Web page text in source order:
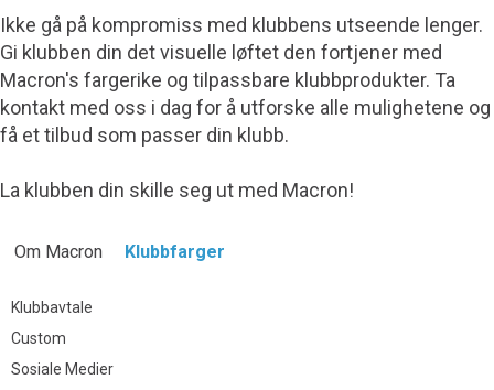
Ikke gå på kompromiss med klubbens utseende lenger.
Gi klubben din det visuelle løftet den fortjener med
Macron's fargerike og tilpassbare klubbprodukter. Ta
kontakt med oss i dag for å utforske alle mulighetene og
få et tilbud som passer din klubb.
La klubben din skille seg ut med Macron!
Om Macron Klubbfarger
Klubbavtale
Custom
Sosiale Medier